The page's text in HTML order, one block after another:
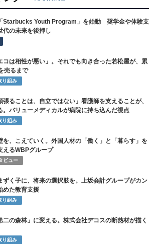
Starbucks Youth Program」を始動 奨学金や体験支
代の未来を後押し
コは相性が悪い」。それでも向き合った若松屋が、累
売るまで
り組み
張ることは、自立ではない」看護師を支えることが、
。バリューメディカルが病院に持ち込んだ視点
り組み
を、こえていく。外国人材の「働く」と「暮らす」を
えるWBPグループ
ビュー
ずく子に、将来の選択肢を。上坂会計グループがカン
めた教育支援
り組み
二の森林」に変える。株式会社デコスの断熱材が描く
り組み